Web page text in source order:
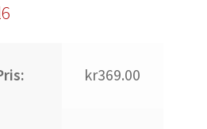
kr369.00